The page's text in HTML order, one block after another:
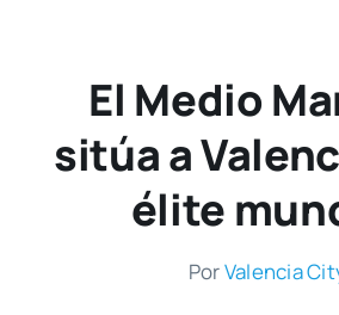
El Medio
sitúa a
élite
PorValen­cia